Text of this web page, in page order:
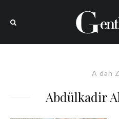
A dan
Abdülkadir